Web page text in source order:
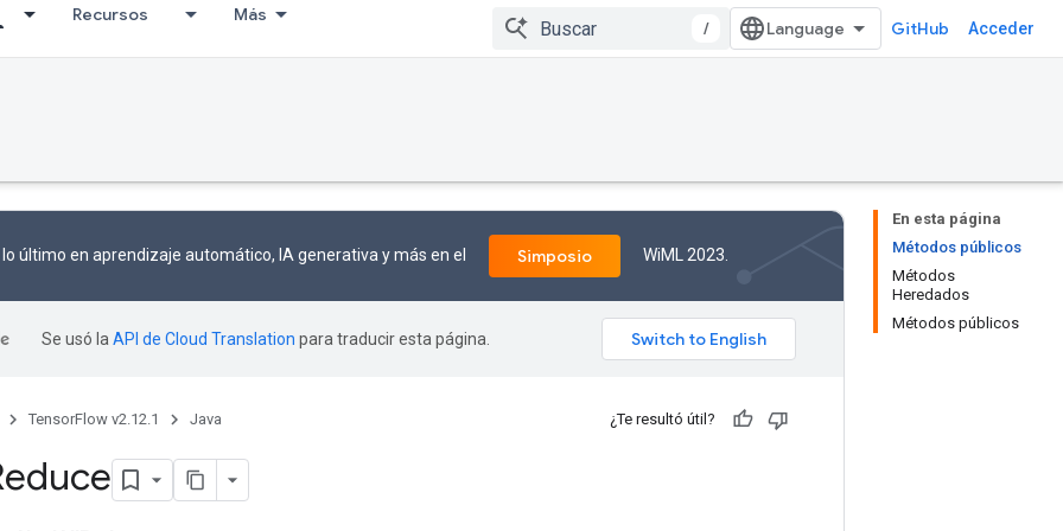
Recursos Más
/ GitHub Acceder
En esta página
Métodos públicos
Métodos
Heredados
Métodos públicos
último en aprendizaje automático, IA generativa y más en el Simposio WiML 2023.
Se usó la API de Cloud Translation para traducir esta página.
TensorFlow v2.12.1 Java ¿Te resultó útil?